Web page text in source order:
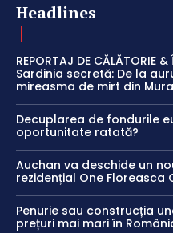
Headlines
REPORTAJ DE CĂLĂTORIE
Sardinia secretă: De la
mireasma de mirt din
Decuplarea de fondurile
oportunitate ratată?
Auchan va deschide un
rezidențial One Floreasca
Penurie sau construcția
prețuri mai mari în